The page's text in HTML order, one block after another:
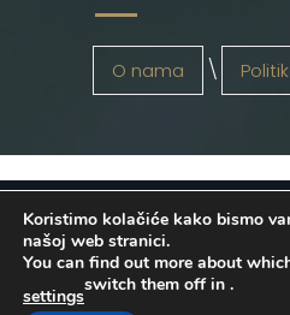
O nama
OSATINA GRUPA d.o.o.
byINFOS Osijek. Sva
Koristimo kolačiće kako bismo
našoj web stranici.
You can find out more about
switch them off in
settings
.